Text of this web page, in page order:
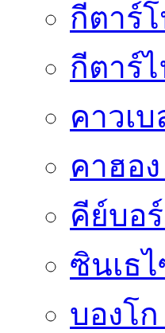
กีตาร์
กีตาร์
คาวเบ
คาฮอง
คีย์บอ
ซินเธ
บองโก